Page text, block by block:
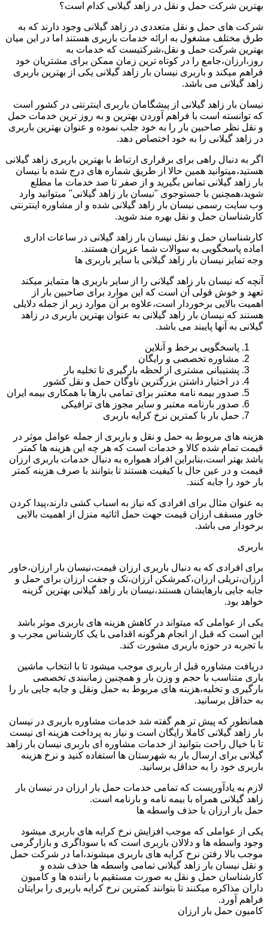
بهترین شرکت حمل و نقل در زاهد گیلانی کدام است؟
شرکت های حمل و نقل متعددی در زاهد گیلانی وجود دارند که به
طرق مختلف مشغول به ارائه خدمات باربری هستند اما در این میان
بهترین شرکت حمل و نقل،شرکتیست که خدمات به
روز،ارزان،جامع را در کوتاه ترین زمان ممکن برای مشتریان خود
فراهم میکند و باربری نیسان بار زاهد گیلانی یکی از بهترین باربری
زاهد گیلانی می باشد.
نیسان بار زاهد گیلانی از پیشگامان باربری اینترنتی در کشور است
که توانسته است با فراهم آوردن بهترین و به روز ترین خدمات حمل
و نقل نظر صاحبین بار را به خود جلب نموده و عنوان بهترین باربری
در زاهد گیلانی را به خود اختصاص دهد.
اگر به دنبال راهی برای برقراری ارتباط با بهترین باربری زاهد گیلانی
هستید،میتوانید همین حالا از طریق شماره های درج شده با نیسان
بار زاهد گیلانی تماس بگیرید و از صفر تا صد خدمات ما مطلع
شوید،همچنین با جستوجوی "نیسان بار زاهد گیلانی" میتوانید وارد
وب سایت رسمی نیسان بار زاهد گیلانی شده و از مشاوره اینترنتی
کارشناسان حمل و نقل بهره مند شوید.
کارشناسان حمل و نقل نیسان بار زاهد گیلانی در ساعات اداری
اماده پاسخگویی به سوالات شما عزیران هستند.
وجه تمایز نیسان بار زاهد گیلانی با سایر باربری ها
آنچه که نیسان بار زاهد گیلانی را از سایر باربری ها متمایز میکند
تعهد و خوش قولی آن است که این موارد برای صاحبین بار از
اهمیت بالایی برخوردار است،علاوه بر آن موارد زیر از جمله دلایلی
هستند که نیسان بار زاهد گیلانی به عنوان بهترین باربری در زاهد
گیلانی به آنها پایبند می باشد.
پاسخگویی برخط و آنلاین
مشاوره تخصصی و رایگان
پشتیبانی مشتری از لحظه بارگیری تا تخلیه بار
در اختیار داشتن بزرگترین ناوگان حمل و نقل کشور
صدور بیمه نامه معتبر برای تمامی بارها با همکاری بیمه ایران
صدور بارنامه معتبر و سایر مجوز های ترافیکی
حمل بار با کمترین نرخ کرایه باربری
هزینه های مربوط به حمل و نقل و باربری از جمله عوامل موثر در
قیمت تمام شده کالا و خدمات است که هر چه این هزینه ها کمتر
باشد بهتر است،بنابراین افراد همواره به دنبال خدمات باربری ارزان
قیمت و در عین حال با کیفیت هستند تا بتوانند با صرف هزینه کمتر
بار خود را جابه کنند.
به عنوان مثال برای افرادی که نیاز به اسباب کشی دارند،پیدا کردن
خاور مسقف ارزان قیمت جهت حمل اثاثیه منزل از اهمیت بالایی
برخودار می باشد.
باربری
برای افرادی که به دنبال باربری ارزان قیمت،نیسان بار ارزان،خاور
ارزان،تریلی ارزان،کمرشکن ارزان،تک و جفت ارزان برای حمل و
جابه جایی بارهایشان هستند،نیسان بار زاهد گیلانی بهترین گزینه
خواهد بود.
یکی از عواملی که میتواند در کاهش هزینه های باربری موثر باشد
این است که قبل از انجام هرگونه اقدامی با یک کارشناس مجرب و
با تجربه در حوزه باربری مشورت کند.
دریافت مشاوره قبل از باربری موجب میشود تا با انتخاب ماشین
باری متناسب با حجم و وزن بار و همچنین زمانبندی تخصصی
بارگیری و تخلیه،هزینه های مربوط به حمل ونقل و جابه جایی بار را
به حداقل برسانید.
همانطور که پیش تر هم گفته شد خدمات مشاوره باربری در نیسان
بار زاهد گیلانی کاملا رایگان است و نیاز به پرداخت هزینه ای نیست
تا با خیال راحت بتوانید از خدمات مشاوره ای باربری نیسان بار زاهد
گیلانی برای ارسال بار به شهرستان ها استفاده کنید و نرخ هزینه
باربری خود را به حداقل برسانید.
لازم به یادآوریست که تمامی خدمات حمل بار ارزان در نیسان بار
زاهد گیلانی همراه با بیمه نامه و بارنامه است.
حمل بار ارزان با حذف واسطه ها
یکی از عواملی که موجب افزایش نرخ کرایه های باربری میشود
وجود واسطه ها و دلالان باربری است که با سوداگری و بازارگرمی
موجب بالا رفتن نرخ کرایه های باربری میشوند،اما در شرکت حمل
و نقل نیسان بار زاهد گیلانی تمامی واسطه ها حذف شده و
کارشناسان حمل و نقل به صورت مستقیم با راننده ها و کامیون
داران مذاکره میکنند تا بتوانند کمترین نرخ کرایه باربری را برایتان
فراهم آورد.
کامیون حمل بار ارزان